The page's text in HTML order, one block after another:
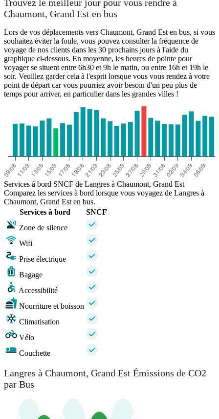
Trouvez le meilleur jour pour vous rendre à
Chaumont, Grand Est en bus
Lors de vos déplacements vers Chaumont, Grand Est en bus, si vous
souhaitez éviter la foule, vous pouvez consulter la fréquence de
voyage de nos clients dans les 30 prochains jours à l'aide du
graphique ci-dessous. En moyenne, les heures de pointe pour
voyager se situent entre 6h30 et 9h le matin, ou entre 16h et 19h le
soir. Veuillez garder cela à l'esprit lorsque vous vous rendez à votre
point de départ car vous pourriez avoir besoin d'un peu plus de
temps pour arriver, en particulier dans les grandes villes !
Services à bord SNCF de Langres à Chaumont, Grand Est
Comparez les services à bord lorsque vous voyagez de Langres à
Chaumont, Grand Est en bus.
Services à bord
SNCF
Zone de silence
Wifi
Prise électrique
Bagage
Accessibilité
Nourriture et boisson
Climatisation
Vélo
Couchette
Langres à Chaumont, Grand Est Émissions de CO2
par Bus